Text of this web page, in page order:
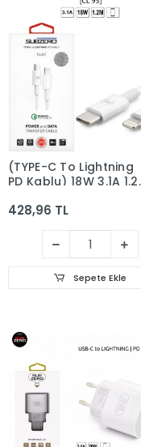
(TYPE-C To Lightning
PD Kablu) 18W 3.1A 1.2
428,96 TL
Sepete Ekle